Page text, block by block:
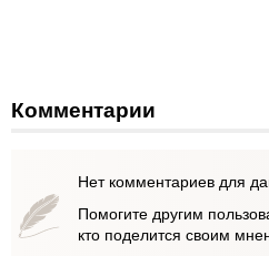
Комментарии
Нет комментариев для
Помогите другим
кто поделится своим